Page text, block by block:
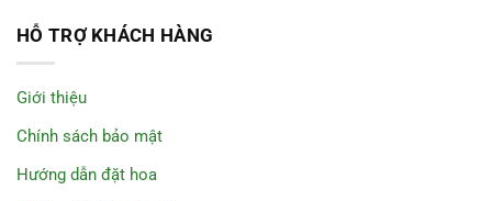
HỖ TRỢ KHÁCH HÀNG
Giới thiệu
Chính sách bảo mật
Hướng dẫn đặt hoa